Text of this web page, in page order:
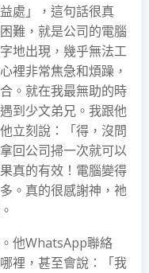
處」，這句話很真
難，就是公司的電腦
地出現，幾乎無法工
裡非常焦急和煩躁，
。就在我最無助的時
到少文弟兄。我跟他
立刻說：「得，沒問
回公司掃一次就可以
真的有效！電腦變得
。真的很感謝神，祂
他WhatsApp聯絡
裡，甚至會說：「我